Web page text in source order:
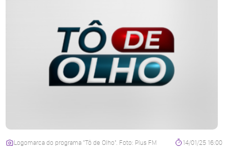
Logomarca do programa "Tô de Olho". Foto: Plus FM 14/01/25 16:00